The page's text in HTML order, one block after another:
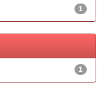
1
1